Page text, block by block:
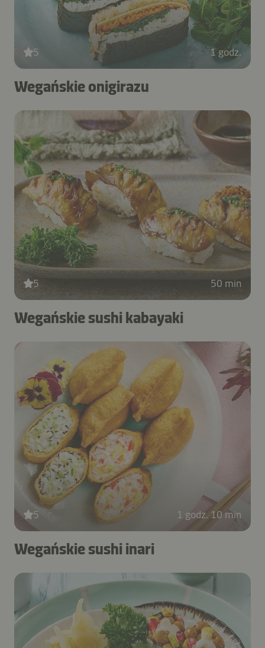
5 1 godz.
Wegańskie onigirazu
5 50 min
Wegańskie sushi kabayaki
5 1 godz. 10 min
Wegańskie sushi inari